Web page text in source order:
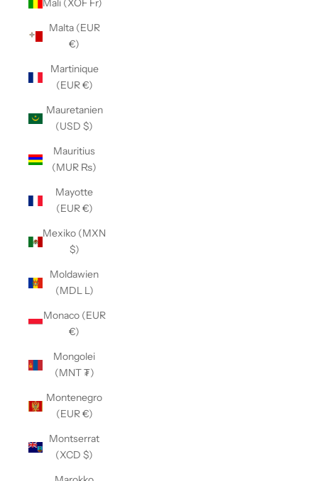
Mali (XOF Fr)
Malta (EUR
€)
Martinique
(EUR €)
Mauretanien
(USD $)
Mauritius
(MUR ₨)
Mayotte
(EUR €)
Mexiko (MXN
$)
Moldawien
(MDL L)
Monaco (EUR
€)
Mongolei
(MNT ₮)
Montenegro
(EUR €)
Montserrat
(XCD $)